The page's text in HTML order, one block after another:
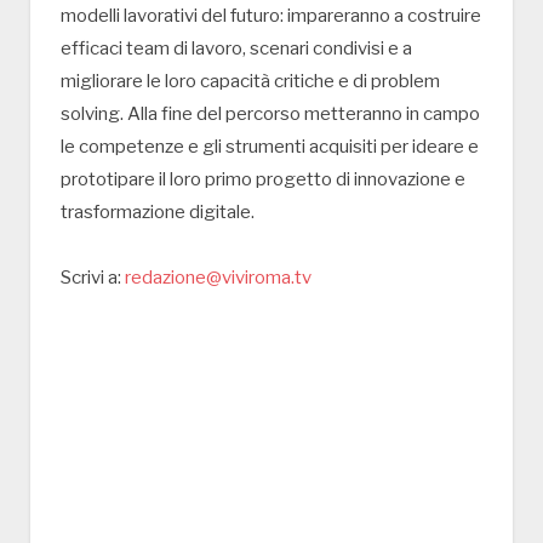
modelli lavorativi del futuro: impareranno a costruire
efficaci team di lavoro, scenari condivisi e a
migliorare le loro capacità critiche e di problem
solving. Alla fine del percorso metteranno in campo
le competenze e gli strumenti acquisiti per ideare e
prototipare il loro primo progetto di innovazione e
trasformazione digitale.
Scrivi a: redazione@viviroma.tv